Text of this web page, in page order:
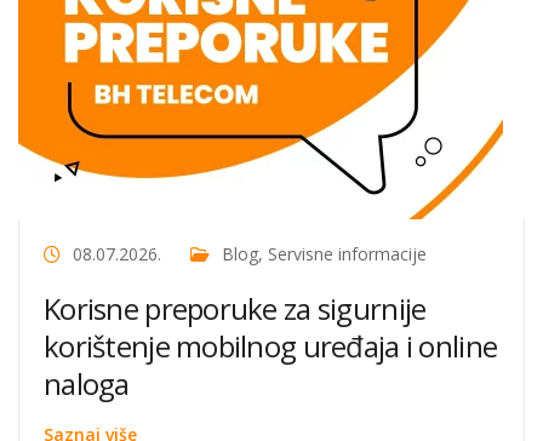
08.07.2026. Blog, Servisne informacije
Korisne preporuke za sigurnije
korištenje mobilnog uređaja i online
naloga
Saznaj više